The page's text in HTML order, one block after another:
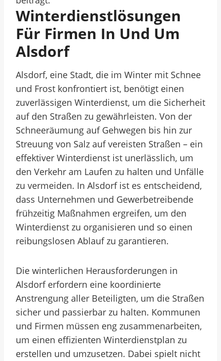
Winterdienstlösungen
Für Firmen In Und Um
Alsdorf
Alsdorf, eine Stadt, die im Winter mit Schnee
und Frost konfrontiert ist, benötigt einen
zuverlässigen Winterdienst, um die Sicherheit
auf den Straßen zu gewährleisten. Von der
Schneeräumung auf Gehwegen bis hin zur
Streuung von Salz auf vereisten Straßen – ein
effektiver Winterdienst ist unerlässlich, um
den Verkehr am Laufen zu halten und Unfälle
zu vermeiden. In Alsdorf ist es entscheidend,
dass Unternehmen und Gewerbetreibende
frühzeitig Maßnahmen ergreifen, um den
Winterdienst zu organisieren und so einen
reibungslosen Ablauf zu garantieren.
Die winterlichen Herausforderungen in
Alsdorf erfordern eine koordinierte
Anstrengung aller Beteiligten, um die Straßen
sicher und passierbar zu halten. Kommunen
und Firmen müssen eng zusammenarbeiten,
um einen effizienten Winterdienstplan zu
erstellen und umzusetzen. Dabei spielt nicht